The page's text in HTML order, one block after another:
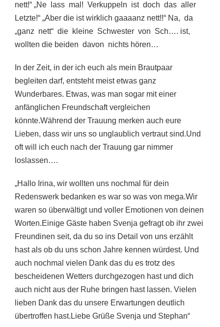
nett!“ „Ne lass mal! Verkuppeln ist doch das aller
Letzte!“ „Aber die ist wirklich gaaaanz nett!!“ Na, da
„ganz nett“ die kleine Schwester von Sch…. ist,
wollten die beiden davon nichts hören…
In der Zeit, in der ich euch als mein Brautpaar
begleiten darf, entsteht meist etwas ganz
Wunderbares. Etwas, was man sogar mit einer
anfänglichen Freundschaft vergleichen
könnte.Während der Trauung merken auch eure
Lieben, dass wir uns so unglaublich vertraut sind.Und
oft will ich euch nach der Trauung gar nimmer
loslassen….
„Hallo Irina, wir wollten uns nochmal für dein
Redenswerk bedanken es war so was von mega.Wir
waren so überwältigt und voller Emotionen von deinen
Worten.Einige Gäste haben Svenja gefragt ob ihr zwei
Freundinen seit, da du so ins Detail von uns erzählt
hast als ob du uns schon Jahre kennen würdest. Und
auch nochmal vielen Dank das du es trotz des
bescheidenen Wetters durchgezogen hast und dich
auch nicht aus der Ruhe bringen hast lassen. Vielen
lieben Dank das du unsere Erwartungen deutlich
übertroffen hast.Liebe Grüße Svenja und Stephan“